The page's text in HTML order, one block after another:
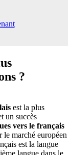
?
est la plus
un succès
vers le français
le marché européen
est la langue